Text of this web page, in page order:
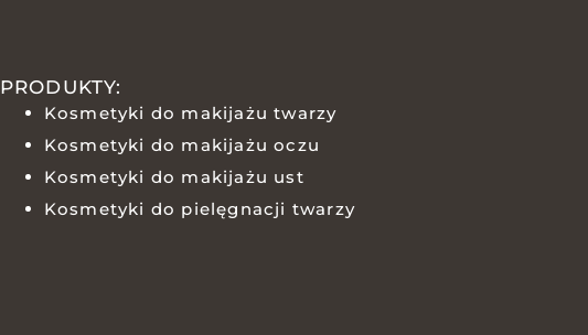
PRODUKTY:
Kosmetyki do makijażu twarzy
Kosmetyki do makijażu oczu
Kosmetyki do makijażu ust
Kosmetyki do pielęgnacji twarzy